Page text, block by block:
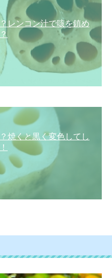
レンコン汁で咳を鎮め
焼くと黒く変色してし